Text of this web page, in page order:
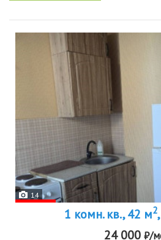
14
1 комн. кв., 42 м2
24 000 ₽/